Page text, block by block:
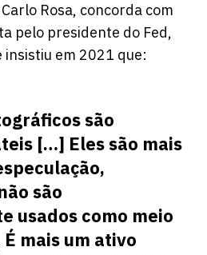
Rosa, concorda com
pelo presidente do Fed,
insistiu em 2021 que:
são
[…] Eles são mais
são
usados ​​como meio
mais um ativo